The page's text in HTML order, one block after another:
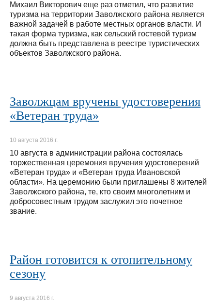
Михаил Викторович еще раз отметил, что развитие
туризма на территории Заволжского района является
важной задачей в работе местных органов власти. И
такая форма туризма, как сельский гостевой туризм
должна быть представлена в реестре туристических
объектов Заволжского района.
Заволжцам вручены удостоверения
«Ветеран труда»
10 августа 2016 г.
10 августа в администрации района состоялась
торжественная церемония вручения удостоверений
«Ветеран труда» и «Ветеран труда Ивановской
области». На церемонию были приглашены 8 жителей
Заволжского района, те, кто своим многолетним и
добросовестным трудом заслужил это почетное
звание.
Район готовится к отопительному
сезону
9 августа 2016 г.